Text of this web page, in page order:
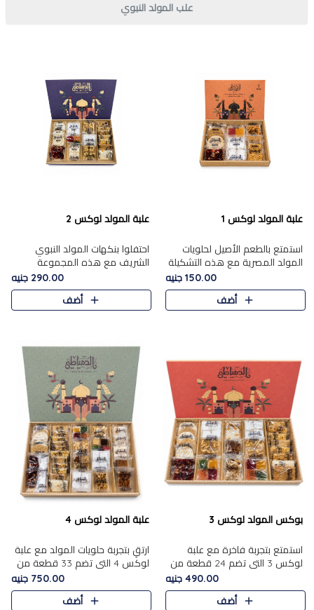
علب المولد النبوي
علبة المولد لوكس 1
استمتع بالطعم الأصيل لحلويات
المولد المصرية مع هذه التشكيلة
المختارة بعناية من 9 قطع. تتضمن
التشكيلة جوزرية مع فول،ملبان
150.00 جنيه
أضف
علبة المولد لوكس 2
احتفلوا بنكهات المولد النبوي
الشريف مع هذه المجموعة
الفاخرة المكونة من 19 قطعة،
والتي تم اختيارها بعناية فائقة لتُبرز
تشكيلة واسعة من الحلويات
290.00 جنيه
أضف
بوكس المولد لوكس 3
استمتع بتجربة فاخرة مع علبة
لوكس 3 التي تضم 24 قطعة من
أشهر حلويات المولد الشرقية
المختارة بعناية. تحتوي التشكيلة
على الجزرية بالفول، والملب..
490.00 جنيه
أضف
علبة المولد لوكس 4
ارتقِ بتجربة حلويات المولد مع علبة
لوكس 4 التي تضم 33 قطعة من
تشكيلة فاخرة ومتنوعة من أشهر
الأصناف الشرقية. تحتوي العلبة على
الجزرية بالفول،..
750.00 جنيه
أضف